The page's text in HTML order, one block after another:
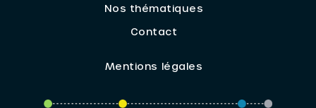
Nos thématiques
Contact
Mentions légales